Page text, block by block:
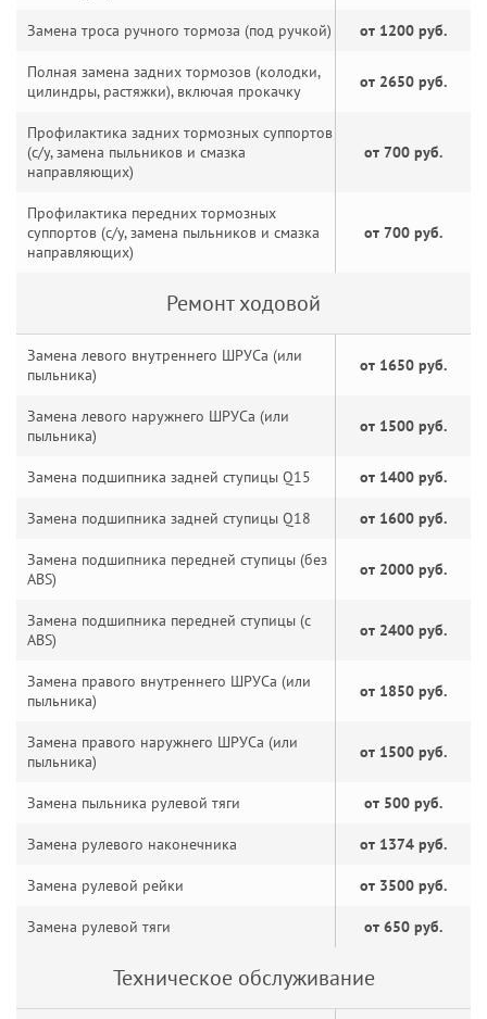
Замена троса ручного тормоза (под ручкой) от 1200 руб.
Полная замена задних тормозов (колодки,
цилиндры, растяжки), включая прокачку
от 2650 руб.
Профилактика задних тормозных суппортов
(с/у, замена пыльников и смазка
направляющих)
от 700 руб.
Профилактика передних тормозных
суппортов (с/у, замена пыльников и смазка
направляющих)
от 700 руб.
Ремонт ходовой
Замена левого внутреннего ШРУСа (или
пыльника)
от 1650 руб.
Замена левого наружнего ШРУСа (или
пыльника)
от 1500 руб.
Замена подшипника задней ступицы Q15 от 1400 руб.
Замена подшипника задней ступицы Q18 от 1600 руб.
Замена подшипника передней ступицы (без
ABS)
от 2000 руб.
Замена подшипника передней ступицы (с
ABS)
от 2400 руб.
Замена правого внутреннего ШРУСа (или
пыльника)
от 1850 руб.
Замена правого наружнего ШРУСа (или
пыльника)
от 1500 руб.
Замена пыльника рулевой тяги от 500 руб.
Замена рулевого наконечника от 1374 руб.
Замена рулевой рейки от 3500 руб.
Замена рулевой тяги от 650 руб.
Техническое обслуживание